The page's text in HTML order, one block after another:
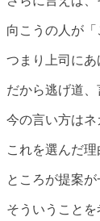
向こうの人が
つまり上司にあ
だから逃げ道、
今の言い方はネ
これを選んだ
ところが提案
そういうこと